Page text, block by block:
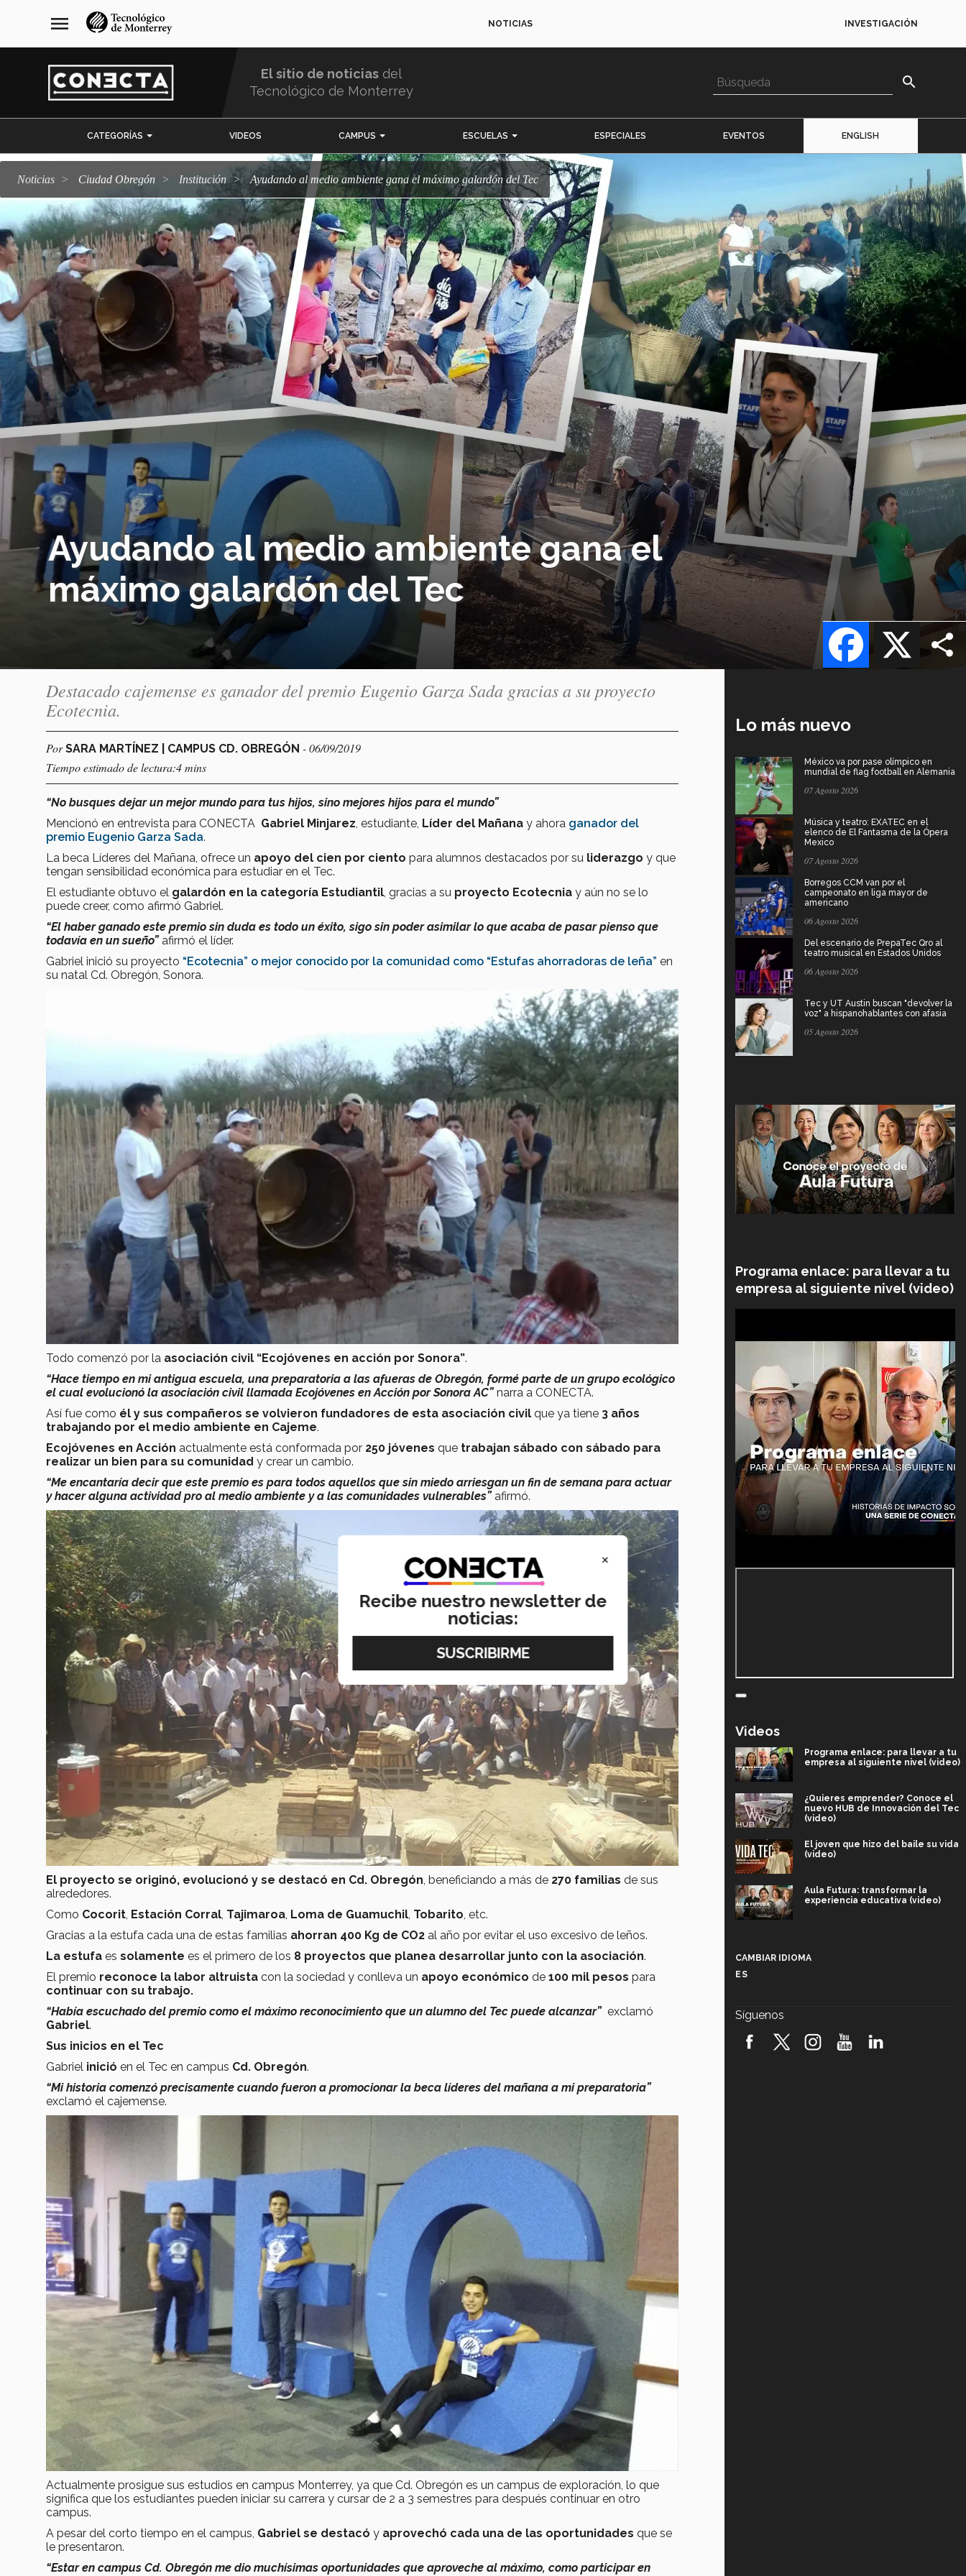
navegación
principal
menu NOTICIAS INVESTIGACIÓN
El sitio de noticias del
Tecnológico de Monterrey
search
CATEGORÍAS VIDEOS CAMPUS ESCUELAS ESPECIALES EVENTOS ENGLISH
Noticias Ciudad Obregón Institución Ayudando al medio ambiente gana el máximo galardón del Tec
Ayudando al medio ambiente gana el
máximo galardón del Tec
X
Facebook
Destacado cajemense es ganador del premio Eugenio Garza Sada gracias a su proyecto
Ecotecnia.
PorSARA MARTÍNEZ | CAMPUS CD. OBREGÓN - 06/09/2019
Tiempo estimado de lectura:4 mins
“No busques dejar un mejor mundo para tus hijos, sino mejores hijos para el mundo”
Mencionó en entrevista para CONECTA Gabriel Minjarez , estudiante, Líder del Mañana y ahora ganador del
premio Eugenio Garza Sada.
La beca Líderes del Mañana, ofrece un apoyo del cien por ciento para alumnos destacados por su liderazgo y que
tengan sensibilidad económica para estudiar en el Tec.
El estudiante obtuvo el galardón en la categoría Estudiantil , gracias a su proyecto Ecotecnia y aún no se lo
puede creer, como afirmó Gabriel.
“El haber ganado este premio sin duda es todo un éxito, sigo sin poder asimilar lo que acaba de pasar pienso que
todavía en un sueño”afirmó el líder.
Gabriel inició su proyecto “Ecotecnia” o mejor conocido por la comunidad como “Estufas ahorradoras de leña” en
su natal Cd. Obregón, Sonora.
Todo comenzó por la asociación civil “Ecojóvenes en acción por Sonora”.
“Hace tiempo en mi antigua escuela, una preparatoria a las afueras de Obregón, formé parte de un grupo ecológico
el cual evolucionó la asociación civil llamada Ecojóvenes en Acción por Sonora AC” narra a CONECTA.
Así fue como él y sus compañeros se volvieron fundadores de esta asociación civil que ya tiene 3 años
trabajando por el medio ambiente en Cajeme.
Ecojóvenes en Acción actualmente está conformada por 250 jóvenes que trabajan sábado con sábado para
realizar un bien para su comunidad y crear un cambio.
“Me encantaría decir que este premio es para todos aquellos que sin miedo arriesgan un fin de semana para actuar
y hacer alguna actividad pro al medio ambiente y a las comunidades vulnerables” afirmó.
El proyecto se originó, evolucionó y se destacó en Cd. Obregón, beneficiando a más de 270 familias de sus
alrededores.
Como Cocorit, Estación Corral, Tajimaroa, Loma de Guamuchil, Tobarito, etc.
Gracias a la estufa cada una de estas familias ahorran 400 Kg de CO2 al año por evitar el uso excesivo de leños.
La estufa es solamente es el primero de los 8 proyectos que planea desarrollar junto con la asociación.
El premio reconoce la labor altruista con la sociedad y conlleva un apoyo económico de 100 mil pesos para
continuar con su trabajo.
“Había escuchado del premio como el máximo reconocimiento que un alumno del Tec puede alcanzar” exclamó
Gabriel.
Sus inicios en el Tec
Gabriel inició en el Tec en campus Cd. Obregón.
“Mi historia comenzó precisamente cuando fueron a promocionar la beca líderes del mañana a mi preparatoria”
exclamó el cajemense.
Actualmente prosigue sus estudios en campus Monterrey, ya que Cd. Obregón es un campus de exploración, lo que
significa que los estudiantes pueden iniciar su carrera y cursar de 2 a 3 semestres para después continuar en otro
campus.
A pesar del corto tiempo en el campus, Gabriel se destacó y aprovechó cada una de las oportunidades que se
le presentaron.
“Estar en campus Cd. Obregón me dio muchísimas oportunidades que aproveche al máximo, como participar en
Lo más nuevo
México va por pase olímpico en
mundial de flag football en Alemania
07 Agosto 2026
Música y teatro: EXATEC en el
elenco de El Fantasma de la Ópera
Mexico
07 Agosto 2026
Borregos CCM van por el
campeonato en liga mayor de
americano
06 Agosto 2026
Del escenario de PrepaTec Qro al
teatro musical en Estados Unidos
06 Agosto 2026
Tec y UT Austin buscan "devolver la
voz" a hispanohablantes con afasia
05 Agosto 2026
Programa enlace: para llevar a tu
empresa al siguiente nivel (video)
Videos
Programa enlace: para llevar a tu
empresa al siguiente nivel (video)
¿Quieres emprender? Conoce el
nuevo HUB de Innovación del Tec
(video)
El joven que hizo del baile su vida
(video)
Aula Futura: transformar la
experiencia educativa (video)
robótica FIRST 2026! (video)
CAMBIAR IDIOMA
ES
Síguenos
×
Recibe nuestro newsletter de
noticias: